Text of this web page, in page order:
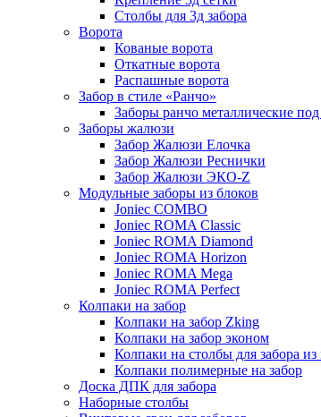
Столбы для 3д забора
Ворота
Кованые ворота
Откатные ворота
Распашные ворота
Забор в стиле «Ранчо»
Заборы ранчо металлические под
Заборы жалюзи
Забор Жалюзи Елочка
Забор Жалюзи Реснички
Забор Жалюзи ЭКО-Z
Модульные заборы из блоков
Joniec COMBO
Joniec ROMA Classic
Joniec ROMA Diamond
Joniec ROMA Horizon
Joniec ROMA Mega
Joniec ROMA Perfect
Колпаки на забор
Колпаки на забор Zking
Колпаки на забор эконом
Колпаки на столбы для забора из
Колпаки полимерные на забор
Доска ДПК для забора
Наборные столбы